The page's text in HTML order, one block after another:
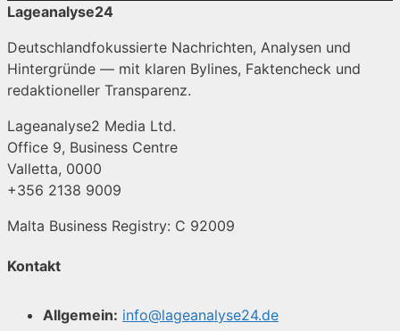
Lageanalyse24
Deutschlandfokussierte Nachrichten, Analysen und
Hintergründe — mit klaren Bylines, Faktencheck und
redaktioneller Transparenz.
Lageanalyse2 Media Ltd.
Office 9, Business Centre
Valletta, 0000
+356 2138 9009
Malta Business Registry: C 92009
Kontakt
Allgemein: info@lageanalyse24.de